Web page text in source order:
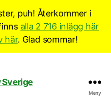
puh! Återkommer i
alla 2 716 inlägg här
här. Glad sommar!
Meny